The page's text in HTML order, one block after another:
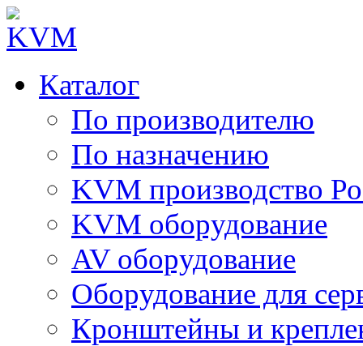
Каталог
По производителю
По назначению
KVM производство
KVM оборудование
AV оборудование
Оборудование для
Кронштейны и